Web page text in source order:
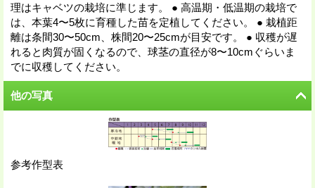
理はキャベツの栽培に準じます。 ● 高温期・低温期の栽培で
は、本葉4〜5枚に育種した苗を定植してください。 ● 栽植距
離は条間30〜50cm、株間20〜25cmが目安です。 ● 収穫が遅
れると肉質が固くなるので、球茎の直径が8〜10cmぐらいま
でに収穫してください。
他の写真
参考作型表